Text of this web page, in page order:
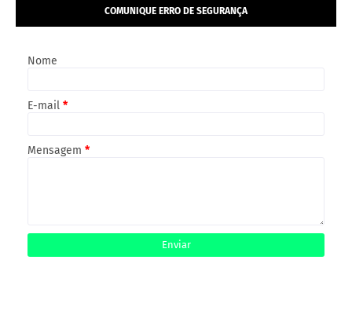
COMUNIQUE ERRO DE SEGURANÇA
Nome
E-mail *
Mensagem *